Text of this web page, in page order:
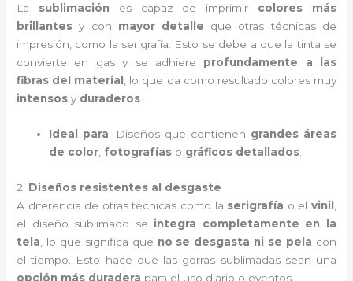
La sublimación es capaz de imprimir colores más
brillantes y con mayor detalle que otras técnicas de
impresión, como la serigrafía. Esto se debe a que la tinta se
convierte en gas y se adhiere profundamente a las
fibras del material
, lo que da como resultado colores muy
intensos y duraderos
Ideal para: Diseños que contienen grandes áreas
de color fotografías o gráficos detallados
2. Diseños resistentes al desgaste
A diferencia de otras técnicas como la serigrafía o el vinil
el diseño sublimado se integra completamente en la
tela , lo que significa que no se desgasta ni se pela con
el tiempo. Esto hace que las gorras sublimadas sean una
opción más duradera para el uso diario o eventos.